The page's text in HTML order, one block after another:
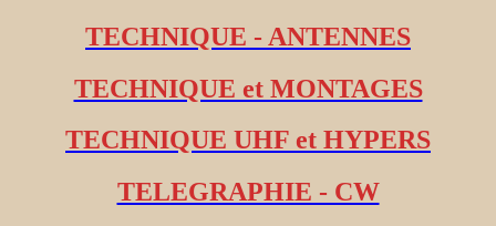
TECHNIQUE - ANTENNES
TECHNIQUE et MONTAGES
TECHNIQUE UHF et HYPERS
TELEGRAPHIE - CW